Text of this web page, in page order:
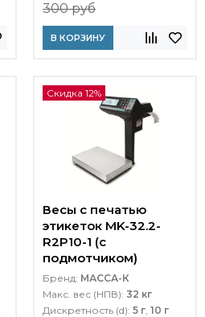
300 руб
В КОРЗИНУ
Скидка 12%
Весы с печатью
этикеток MK-32.2-
R2P10-1 (с
подмотчиком)
Бренд: МАССА-К
Макс. вес (НПВ): 32 кг
Дискретность (d): 5 г, 10 г